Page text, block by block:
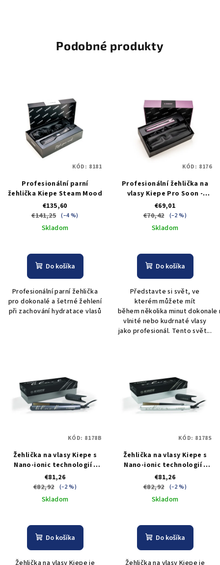
Podobné produkty
Profesionální parní
žehlička Kiepe Steam Mood
€135,60
€141,25 (–4 %)
Skladom
Do košíka
Profesionální parní žehlička
pro dokonalé a šetrné žehlení
při zachování hydratace vlasů
KÓD: 8181
Profesionální žehlička na
vlasy Kiepe Pro Soon -
růžová
€69,01
€70,42
(–2 %)
Skladom
Do košíka
Představte si svět, ve
kterém můžete mít
během několika minut dokonale
vlnité nebo kudrnaté vlasy
jako profesionál. Tento svět...
KÓD: 8176
Žehlička na vlasy Kiepe s
Nano-ionic technologií -
černá
€81,26
€82,92
(–2 %)
Skladom
Do košíka
KÓD: 8178B
Žehlička na vlasy Kiepe s
Nano-ionic technologií -
stříbrná
€81,26
€82,92
(–2 %)
Skladom
Do košíka
KÓD: 8178S